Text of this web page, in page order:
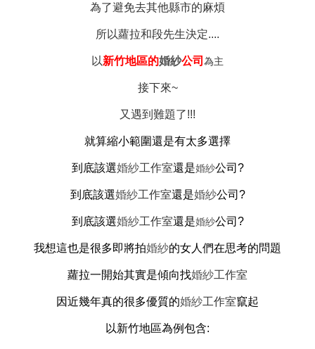
為了避免去其他縣市的麻煩
所以蘿拉和段先生決定....
以新竹地區的婚紗公司 為主
接下來~
又遇到難題了!!!
就算縮小範圍還是有太多選擇
到底該選婚紗工作室還是婚紗公司?
到底該選婚紗工作室還是婚紗公司?
到底該選婚紗工作室還是婚紗公司?
我想這也是很多即將拍婚紗的女人們在思考的問題
蘿拉一開始其實是傾向找婚紗工作室
因近幾年真的很多優質的婚紗工作室竄起
以新竹地區為例包含: